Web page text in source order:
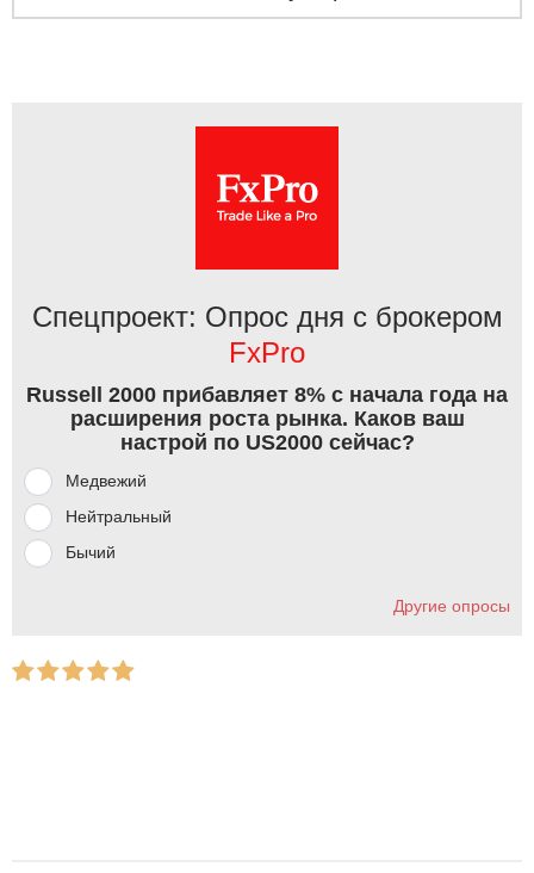
Спецпроект: Опрос дня с брокером
FxPro
Russell 2000 прибавляет 8% с начала года на
расширения роста рынка. Каков ваш
настрой по US2000 сейчас?
Медвежий
Нейтральный
Бычий
Другие опросы